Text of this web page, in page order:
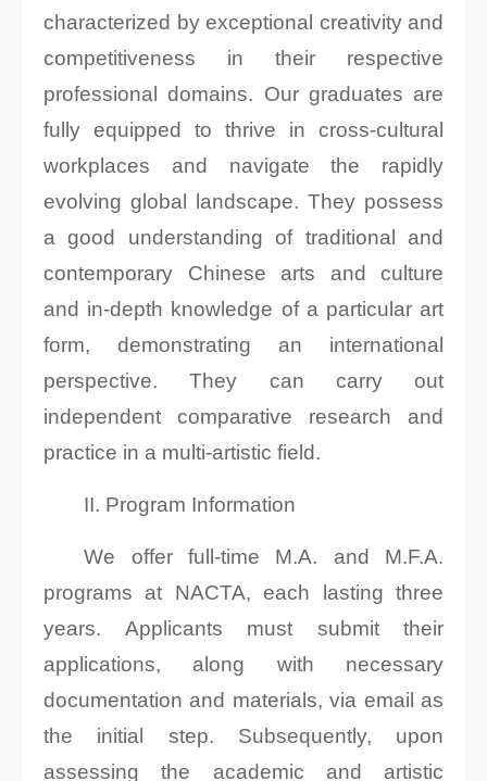
characterized by exceptional creativity and
competitiveness in their respective
professional domains. Our graduates are
fully equipped to thrive in cross-cultural
workplaces and navigate the rapidly
evolving global landscape. They possess
a good understanding of traditional and
contemporary Chinese arts and culture
and in-depth knowledge of a particular art
form, demonstrating an international
perspective. They can carry out
independent comparative research and
practice in a multi-artistic field.
II. Program Information
We offer full-time M.A. and M.F.A.
programs at NACTA, each lasting three
years. Applicants must submit their
applications, along with necessary
documentation and materials, via email as
the initial step. Subsequently, upon
assessing the academic and artistic